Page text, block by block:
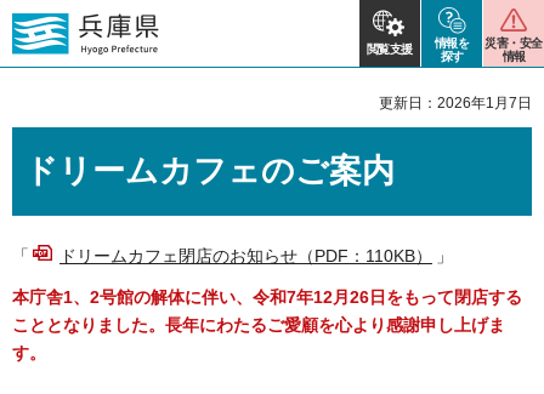
閲覧支援
情報を
探す
災害・安全
情報
更新日：2026年1月7日
ドリームカフェのご案内
「 ドリームカフェ閉店のお知らせ（PDF：110KB） 」
本庁舎1、2号館の解体に伴い、令和7年12月26日をもって閉店する
こととなりました。 長年にわたるご愛顧を心より感謝申し上げま
す。